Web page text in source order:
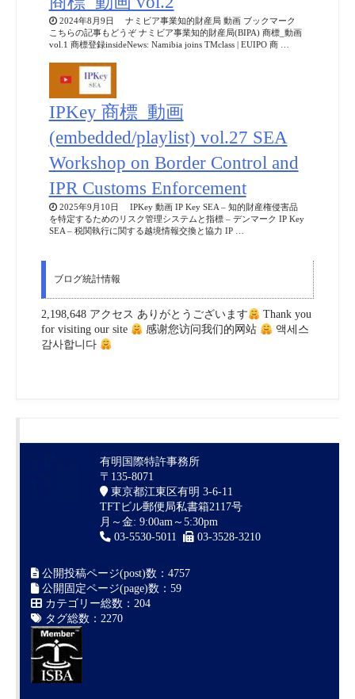
2024年8月9日 ナミビア事業知的財産局 動画 ブックマーク
こちらの記事もどうぞ ナミビア事業知的財産局(BIPA) 商標_動画
vol.1 商標登録insideNews: Namibia joins TMclass | EUIPO 商 …
IPKey 商標_動画
(embedded/playlist) vol.27 SEA
Workshop on Border Control and
IPR Customs Enforcement
2025年9月10日 IPKey 動画 IP Key SEA – 知的財産権侵害品
を特定するためのリスク管理システムと指標 – デンマーク IP Key
SEA – 税関執行に関する越境情報交換と協力 IP …
ブログ統計情報
2,198,648 アクセス ありがとうございます
Thank you
for visiting our site
感谢您访问我们的网站
액세스
감사합니다
有明国際特許事務所
〒135-8071
東京都江東区有明 3-6-11
TFTビル郵便局私書箱2117号
月～金: 9:00am～5:30pm
03-5530-5011
03-3528-3210
公開投稿ページ(post)数：4757
公開固定ページ(page)数：59
カテゴリー総数：204
タグ総数：2270